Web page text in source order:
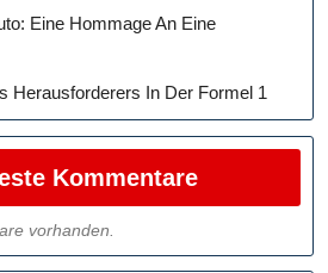
Eine Hommage An Eine
Herausforderers In Der Formel 1
Kommentare
vorhanden.